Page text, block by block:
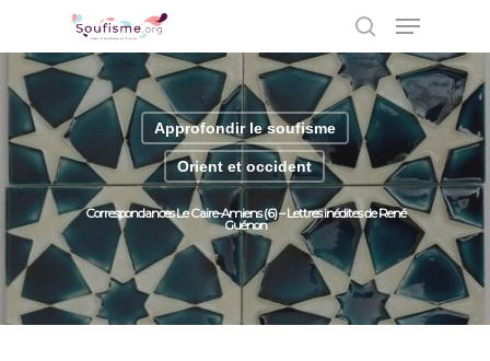
Hit enter to search or ESC to close
Approfondir le soufisme
Orient et occident
Correspondances Le Caire-Amiens (6) – Lettres inédites de René
Guénon